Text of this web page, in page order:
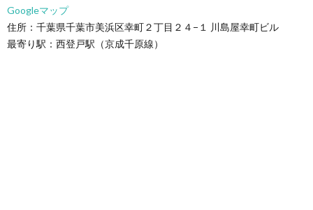
Googleマップ
住所：千葉県千葉市美浜区幸町２丁目２４−１ 川島屋幸町ビル
最寄り駅：西登戸駅（京成千原線）